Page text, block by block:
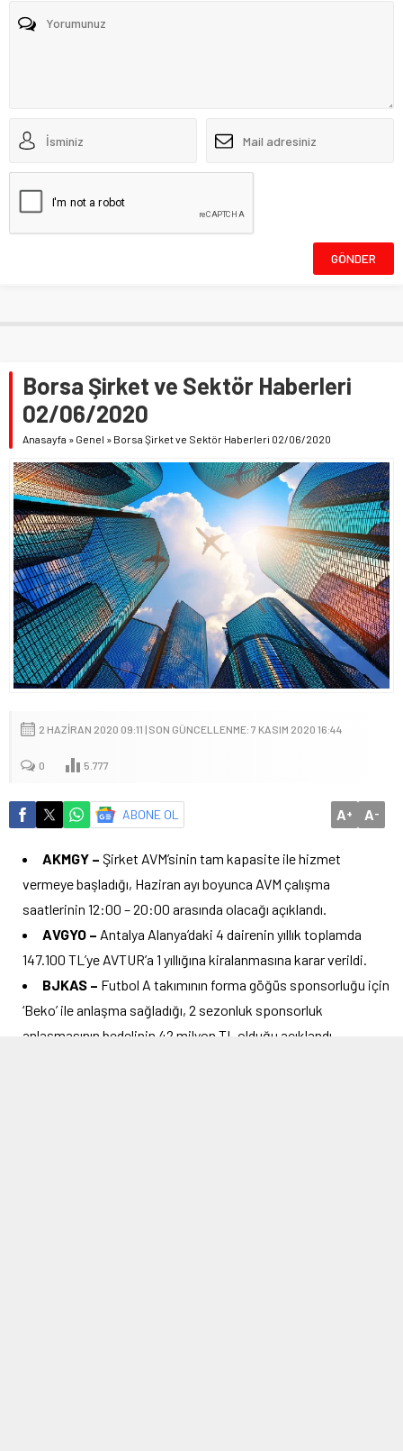
Borsa Şirket ve Sektör Haberleri
02/06/2020
Anasayfa » Genel » Borsa Şirket ve Sektör Haberleri 02/06/2020
2 HAZIRAN 2020 09:11 | SON GÜNCELLENME: 7 KASIM 2020 16:44
0 5.777
ABONE OL A+ A-
AKMGY – Şirket AVM’sinin tam kapasite ile hizmet
vermeye başladığı, Haziran ayı boyunca AVM çalışma
saatlerinin 12:00 – 20:00 arasında olacağı açıklandı.
AVGYO – Antalya Alanya’daki 4 dairenin yıllık toplamda
147.100 TL’ye AVTUR’a 1 yıllığına kiralanmasına karar verildi.
BJKAS – Futbol A takımının forma göğüs sponsorluğu için
‘Beko’ ile anlaşma sağladığı, 2 sezonluk sponsorluk
anlaşmasının bedelinin 42 milyon TL olduğu açıklandı.